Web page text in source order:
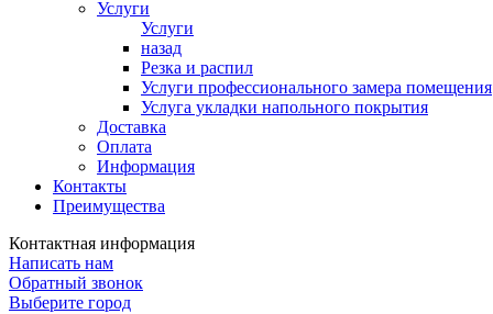
Услуги
Услуги
назад
Резка и распил
Услуги профессионального замера помещения
Услуга укладки напольного покрытия
Доставка
Оплата
Информация
Контакты
Преимущества
Контактная информация
Написать нам
Обратный звонок
Выберите город